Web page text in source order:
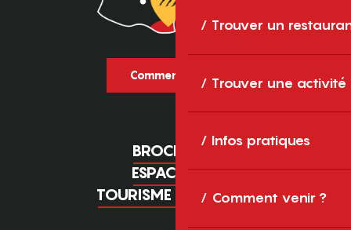
Trouver un
Trouver une activité
Infos pratiques
Comment venir ?
Comment venir ?
BROCHURES
ESPACE PRO
TOURISME D'AFFAIRES